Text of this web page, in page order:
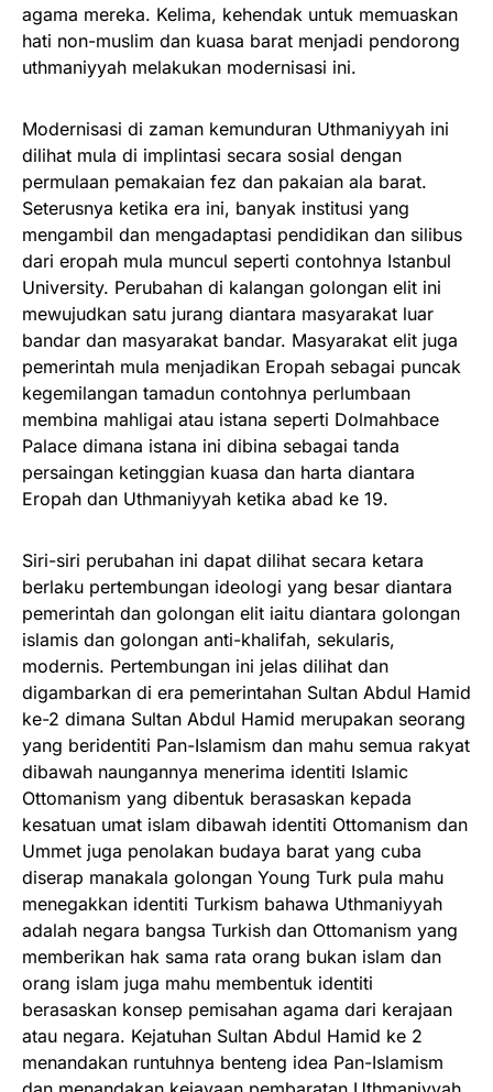
agama mereka. Kelima, kehendak untuk memuaskan
hati non-muslim dan kuasa barat menjadi pendorong
uthmaniyyah melakukan modernisasi ini.
Modernisasi di zaman kemunduran Uthmaniyyah ini
dilihat mula di implintasi secara sosial dengan
permulaan pemakaian fez dan pakaian ala barat.
Seterusnya ketika era ini, banyak institusi yang
mengambil dan mengadaptasi pendidikan dan silibus
dari eropah mula muncul seperti contohnya Istanbul
University. Perubahan di kalangan golongan elit ini
mewujudkan satu jurang diantara masyarakat luar
bandar dan masyarakat bandar. Masyarakat elit juga
pemerintah mula menjadikan Eropah sebagai puncak
kegemilangan tamadun contohnya perlumbaan
membina mahligai atau istana seperti Dolmahbace
Palace dimana istana ini dibina sebagai tanda
persaingan ketinggian kuasa dan harta diantara
Eropah dan Uthmaniyyah ketika abad ke 19.
Siri-siri perubahan ini dapat dilihat secara ketara
berlaku pertembungan ideologi yang besar diantara
pemerintah dan golongan elit iaitu diantara golongan
islamis dan golongan anti-khalifah, sekularis,
modernis. Pertembungan ini jelas dilihat dan
digambarkan di era pemerintahan Sultan Abdul Hamid
ke-2 dimana Sultan Abdul Hamid merupakan seorang
yang beridentiti Pan-Islamism dan mahu semua rakyat
dibawah naungannya menerima identiti Islamic
Ottomanism yang dibentuk berasaskan kepada
kesatuan umat islam dibawah identiti Ottomanism dan
Ummet juga penolakan budaya barat yang cuba
diserap manakala golongan Young Turk pula mahu
menegakkan identiti Turkism bahawa Uthmaniyyah
adalah negara bangsa Turkish dan Ottomanism yang
memberikan hak sama rata orang bukan islam dan
orang islam juga mahu membentuk identiti
berasaskan konsep pemisahan agama dari kerajaan
atau negara. Kejatuhan Sultan Abdul Hamid ke 2
menandakan runtuhnya benteng idea Pan-Islamism